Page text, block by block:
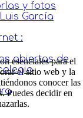
y fotos
García
:
abiertas de
esenciales para el
el sitio web y la
conocer las
Puedes decidir en